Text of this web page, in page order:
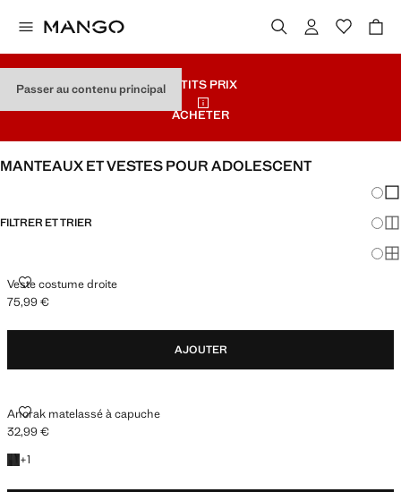
Passer au contenu principalPETITS PRIX
ACHETER
MANTEAUX ET VESTES POUR ADOLESCENT
FILTRER ET TRIER
Veste costume droite
VESTE COSTUME DROITE
Prix actuel [75,99 € ]
75,99 €
AJOUTER
Anorak matelassé à capuche
ANORAK MATELASSÉ À CAPUCHE
Prix actuel [32,99 € ]
32,99 €
+1
+1 couleur